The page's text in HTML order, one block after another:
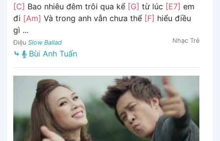
[C] Bao nhiêu đêm trôi qua kể [G] từ lúc [E7] em
đi [Am] Và trong anh vẫn chưa thể [F] hiểu điều
gì ...
Điệu Slow Ballad Nhạc Trẻ
⤷ Bùi Anh Tuấn